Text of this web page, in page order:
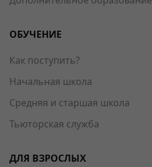
ОБУЧЕНИЕ
Как поступить?
Начальная школа
Средняя и старшая школа
Тьюторская служба
ДЛЯ ВЗРОСЛЫХ